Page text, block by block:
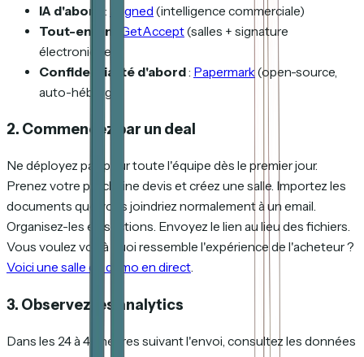
IA d'abord
: Aligned (intelligence commerciale)
Tout-en-un
GetAccept(salles + signature
électronique)
Confidentialité d'abord: Papermark(open-source,
auto-hébergé)
2. Commencez par un deal
Ne déployez pas pour toute l'équipe dès le premier jour.
Prenez votre prochaine devis et créez une salle. Importez les
documents que vous joindriez normalement à un email.
Organisez-les en sections. Envoyez le lien au lieu des fichiers.
Vous voulez voir à quoi ressemble l'expérience de l'acheteur ?
Voici une salle de démo en direct.
3. Observez les analytics
Dans les 24 à 48 heures suivant l'envoi, consultez les données